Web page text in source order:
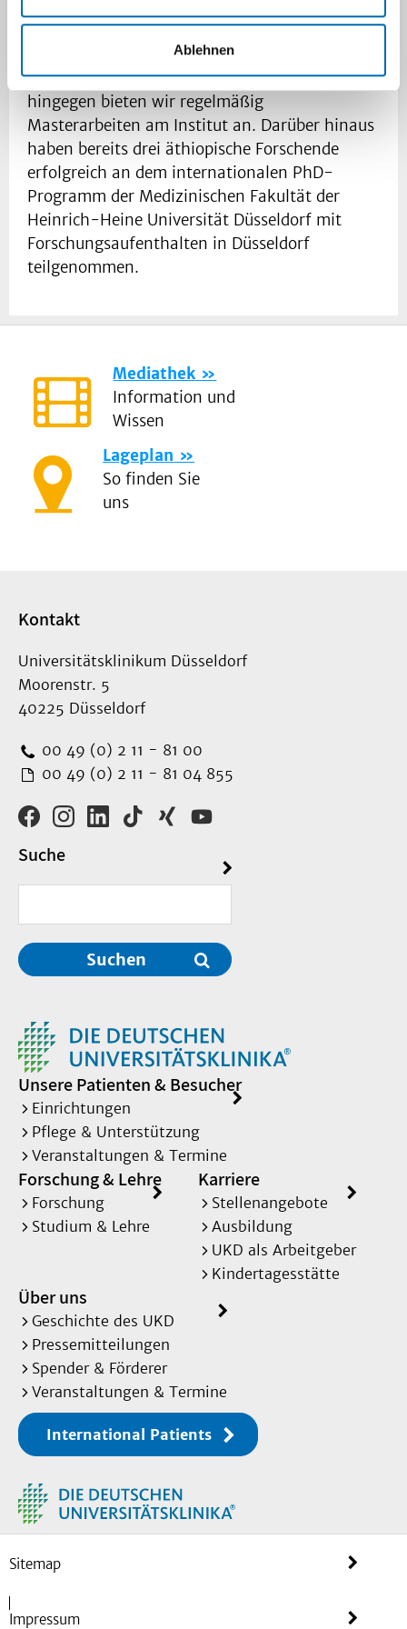
Ablehnen
Asella durchzuführen. Auch gibt es die
Für die äthiopischen Wissenschaftler:innen
hingegen bieten wir regelmäßig
Masterarbeiten am Institut an. Darüber hinaus
haben bereits drei äthiopische Forschende
erfolgreich an dem internationalen PhD-
Programm der Medizinischen Fakultät der
Heinrich-Heine Universität Düsseldorf mit
Forschungsaufenthalten in Düsseldorf
teilgenommen.
Mediathek
Information und
Wissen
Lageplan
So finden Sie
uns
Kontakt
Universitätsklinikum Düsseldorf
Moorenstr. 5
40225 Düsseldorf
00 49 (0) 2 11 - 81 00
00 49 (0) 2 11 - 81 04 855
Suche
Suchen
Unsere Patienten & Besucher
Einrichtungen
Pflege & Unterstützung
Veranstaltungen & Termine
Forschung & Lehre
Forschung
Studium & Lehre
Karriere
Stellenangebote
Ausbildung
UKD als Arbeitgeber
Kindertagesstätte
Über uns
Geschichte des UKD
Pressemitteilungen
Spender & Förderer
Veranstaltungen & Termine
International Patients
Sitemap
Impressum